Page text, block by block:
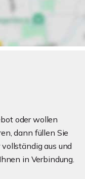
oder wollen
dann füllen Sie
aus und
in Verbindung.